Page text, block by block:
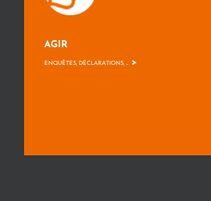
AGIR
ENQUÊTES, DÉCLARATIONS, ... >